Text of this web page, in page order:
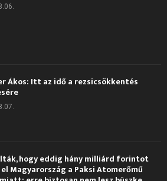
Ákos: Itt az idő a rezsicsökkentés
hogy eddig hány milliárd forintot
Magyarország a Paksi Atomerőmű